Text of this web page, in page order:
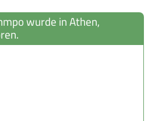
wurde in Athen,